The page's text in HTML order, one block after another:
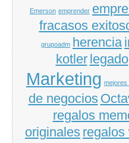
Emerson emprender
fracasos
grupoadm herencia
kotler legado
Marketing mejores
de negocios
regalos
originales regalos